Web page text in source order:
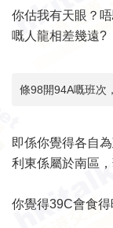
你估我有天眼？
嘅人龍相差幾遠?
條98開94A嘅班次
即係你覺得各自
利東係屬於南區
你覺得39C會食得